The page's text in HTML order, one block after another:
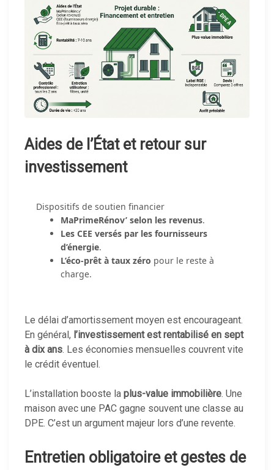
Aides de l’État et retour sur
investissement
Dispositifs de soutien financier
MaPrimeRénov’ selon les revenus.
Les CEE versés par les fournisseurs
d’énergie.
L’éco-prêt à taux zéro pour le reste à
charge.
Le délai d’amortissement moyen est encourageant.
En général, l’investissement est rentabilisé en sept
à dix ans. Les économies mensuelles couvrent vite
le crédit éventuel.
L’installation booste la plus-value immobilière. Une
maison avec une PAC gagne souvent une classe au
DPE. C’est un argument majeur lors d’une revente.
Entretien obligatoire et gestes de